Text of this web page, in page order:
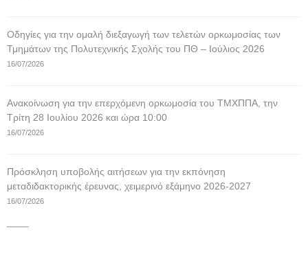
Οδηγίες για την ομαλή διεξαγωγή των τελετών ορκωμοσίας των
Τμημάτων της Πολυτεχνικής Σχολής του ΠΘ – Ιούλιος 2026
16/07/2026
Ανακοίνωση για την επερχόμενη ορκωμοσία του ΤΜΧΠΠΑ, την
Τρίτη 28 Ιουλίου 2026 και ώρα 10:00
16/07/2026
Πρόσκληση υποβολής αιτήσεων για την εκπόνηση
μεταδιδακτορικής έρευνας, χειμερινό εξάμηνο 2026-2027
16/07/2026